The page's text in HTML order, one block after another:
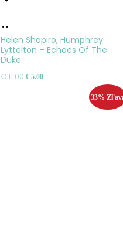
do
košíka
Helen Shapiro, Humphrey
Lyttelton – Echoes Of The
Duke
€11.00Pôvodná
€ 5.00Aktuálna
33%